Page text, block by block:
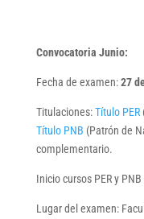
Convocatoria Junio:
Fecha de examen:27
Titulaciones:Título PER
Título PNB (Patrón de
complementario.
Inicio cursos PER y
Lugar del examen: